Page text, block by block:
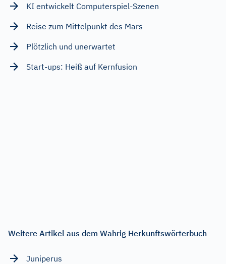
KI entwickelt Computerspiel-Szenen
Reise zum Mittelpunkt des Mars
Plötzlich und unerwartet
Start-ups: Heiß auf Kernfusion
Weitere Artikel aus dem Wahrig Herkunftswörterbuch
Juniperus